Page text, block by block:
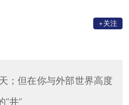
+关注
；但在你与外部世界高度
“井”